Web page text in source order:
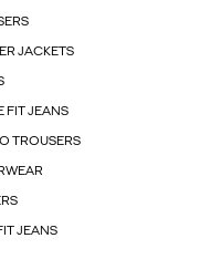
JACKETS
FIT JEANS
TROUSERS
JEANS